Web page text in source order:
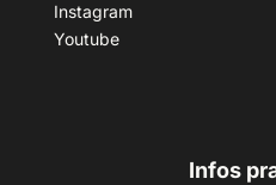
Instagram
Youtube
Infos